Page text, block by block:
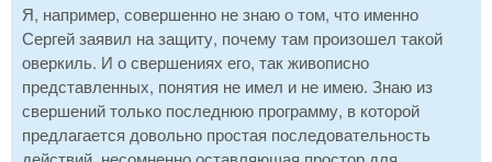
Я, например, совершенно не знаю о том, что именно
Сергей заявил на защиту, почему там произошел такой
оверкиль. И о свершениях его, так живописно
представленных, понятия не имел и не имею. Знаю из
свершений только последнюю программу, в которой
предлагается довольно простая последовательность